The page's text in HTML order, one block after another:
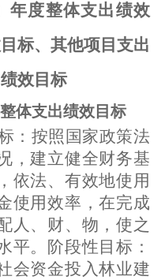
年度整体支出绩效
标、其他项目支出
效目标
体支出绩效目标
：按照国家政策法
，建立健全财务基
依法、有效地使用
使用效率，在完成
人、财、物，使之
平。阶段性目标：
会资金投入林业建